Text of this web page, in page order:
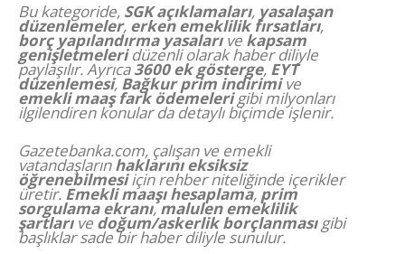
Bu kategoride, SGK açıklamaları, yasalaşan
düzenlemeler, erken emeklilik fırsatları,
borç yapılandırma yasalarıve kapsam
genişletmeleridüzenli olarak haber diliyle
paylaşılır. Ayrıca3600 ek gösterge, EYT
düzenlemesi, Bağkur prim indirimive
emekli maaş fark ödemelerigibi milyonları
ilgilendiren konular da detaylı biçimde işlenir.
Gazetebanka.com, çalışan ve emekli
vatandaşlarınhaklarını eksiksiz
öğrenebilmesiiçin rehber niteliğinde içerikler
üretir. Emekli maaşı hesaplama, prim
sorgulama ekranı,malulen emeklilik
şartlarıve doğum/askerlik borçlanmasıgibi
başlıklar sade bir haber diliyle sunulur.